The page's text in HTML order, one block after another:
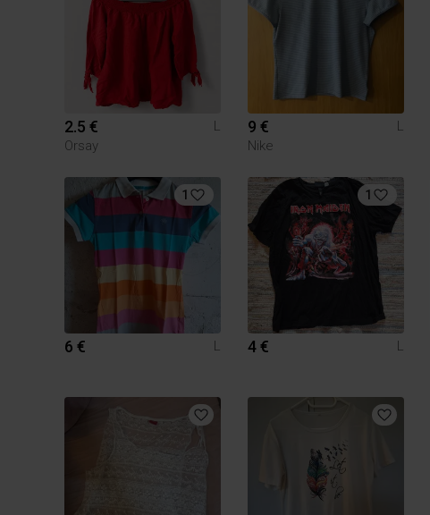
2.5 €
L
Orsay
9 €
L
Nike
1
6 € L
1
4 € L